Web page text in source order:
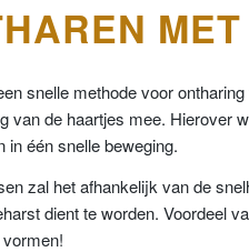
snelle methode voor
van de haartjes mee. Hierover
in één snelle beweging.
zal het afhankelijk van de
dient te worden. Voordeel